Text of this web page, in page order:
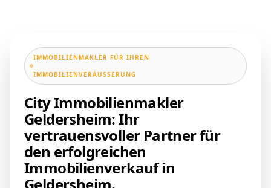
IMMOBILIENMAKLER FÜR IHREN
IMMOBILIENVERÄUSSERUNG
City Immobilienmakler
Geldersheim: Ihr
vertrauensvoller Partner für
den erfolgreichen
Immobilienverkauf in
Geldersheim.